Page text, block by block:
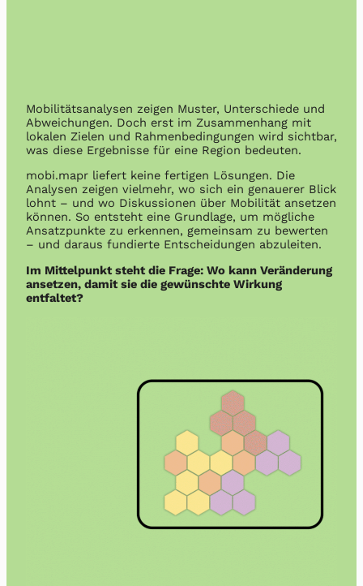
Mobilitätsanalysen zeigen Muster, Unterschiede und
Abweichungen. Doch erst im Zusammenhang mit
lokalen Zielen und Rahmenbedingungen wird sichtbar,
was diese Ergebnisse für eine Region bedeuten.
mobi.mapr liefert keine fertigen Lösungen. Die
Analysen zeigen vielmehr, wo sich ein genauerer Blick
lohnt – und wo Diskussionen über Mobilität ansetzen
können. So entsteht eine Grundlage, um mögliche
Ansatzpunkte zu erkennen, gemeinsam zu bewerten
– und daraus fundierte Entscheidungen abzuleiten.
Im Mittelpunkt steht die Frage: Wo kann Veränderung
ansetzen, damit sie die gewünschte Wirkung
entfaltet?